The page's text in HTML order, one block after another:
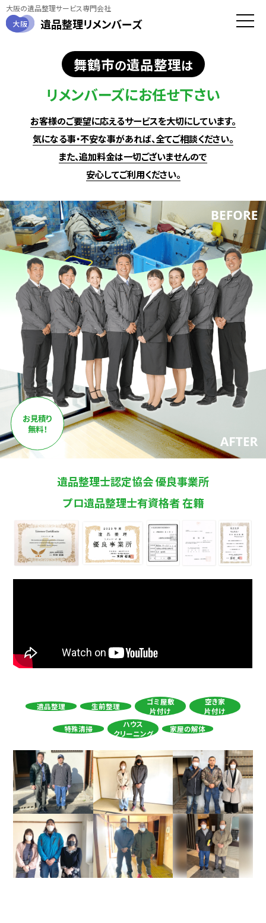
大阪の遺品整理サービス専門会社
大阪
遺品整理リメンバーズ
toggle
舞鶴市の遺品整理は
リメンバーズにお任せ下さい
お客様のご要望に応えるサービスを大切にしています。
気になる事・不安な事があれば、全てご相談ください。
また、追加料金は一切ございませんので
安心してご利用ください。
お見積り
無料！
遺品整理士認定協会 優良事業所
プロ遺品整理士有資格者 在籍
遺品整理 生前整理
ゴミ屋敷
片付け
空き家
片付け
特殊清掃
ハウス
クリーニング
家屋の解体